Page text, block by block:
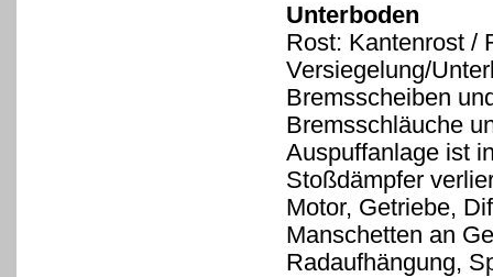
Unterboden
Rost: Kantenrost /
Versiegelung/
Bremsscheiben
Bremsschläuche
Auspuffanlage ist
Stoßdämpfer
Motor, Getriebe,
Manschetten an
Radaufhängung,